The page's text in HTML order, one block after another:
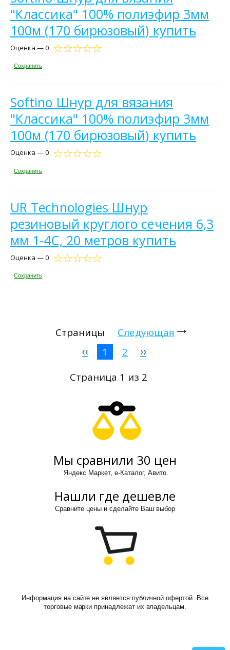
"Классика" 100% полиэфир 3мм
100м (170 бирюзовый) купить
Оценка — 0
Сохранить
Softino Шнур для вязания
"Классика" 100% полиэфир 3мм
100м (170 бирюзовый) купить
Оценка — 0
Сохранить
UR Technologies Шнур
резиновый круглого сечения 6,3
мм 1-4С, 20 метров купить
Оценка — 0
Сохранить
Страницы
Следующая
1
2
Страница 1 из 2
Мы сравнили 30 цен
Яндекс Маркет, е-Каталог, Авито.
Нашли где дешевле
Сравните цены и сделайте Ваш выбор
Информация на сайте не является публичной офертой. Все
торговые марки принадлежат их владельцам.